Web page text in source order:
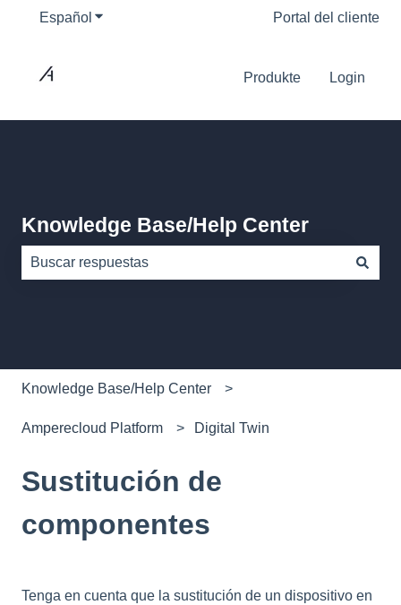
Español Traducciones de Mostrar submenú de
Portal del cliente
Produkte Login
Knowledge Base/Help Center
Knowledge Base/Help Center
Amperecloud Platform Digital Twin
Sustitución de
componentes
Tenga en cuenta que la sustitución de un dispositivo en